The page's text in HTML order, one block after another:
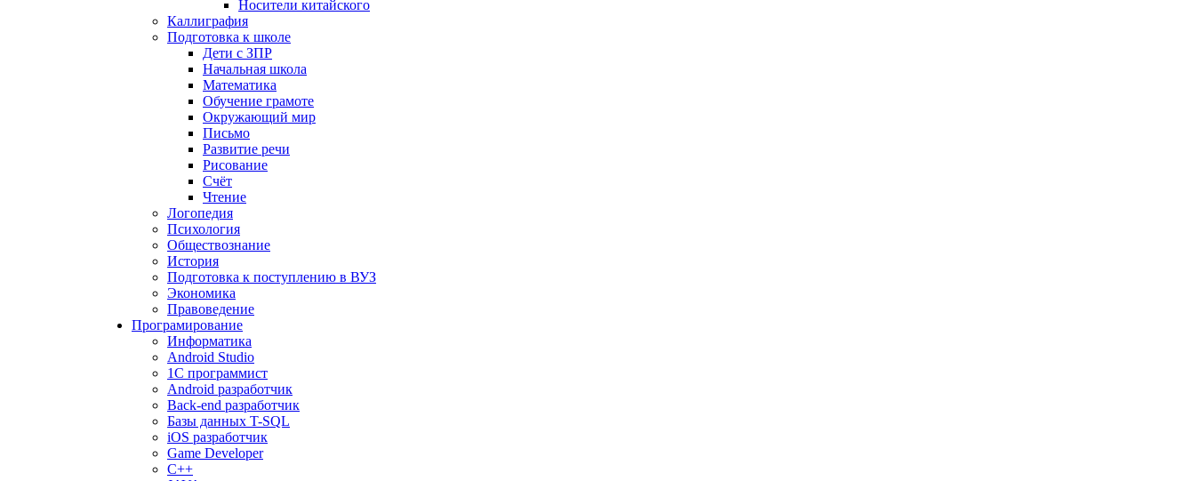
Носители китайского
Каллиграфия
Подготовка к школе
Дети с ЗПР
Начальная школа
Математика
Обучение грамоте
Окружающий мир
Письмо
Развитие речи
Рисование
Счёт
Чтение
Логопедия
Психология
Обществознание
История
Подготовка к поступлению в ВУЗ
Экономика
Правоведение
Програмирование
Информатика
Android Studio
1C программист
Android разработчик
Back-end разработчик
Базы данных T-SQL
iOS разработчик
Game Developer
C++